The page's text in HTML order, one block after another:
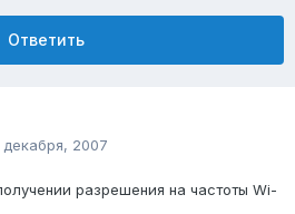
Ответить
декабря, 2007
разрешения на частоты Wi-